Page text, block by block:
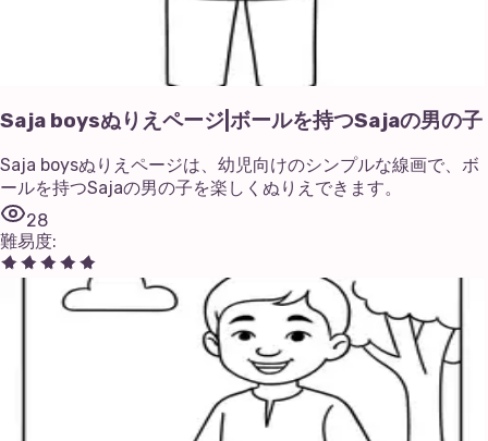
Saja boysぬりえページ|ボールを持つSajaの男の子
Saja boysぬりえページは、幼児向けのシンプルな線画で、ボ
ールを持つSajaの男の子を楽しくぬりえできます。
28
難易度: